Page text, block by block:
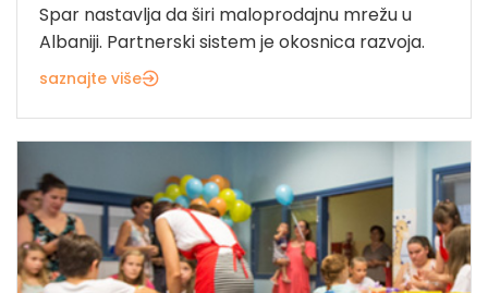
Spar nastavlja da širi maloprodajnu mrežu u
Albaniji. Partnerski sistem je okosnica razvoja.
saznajte više